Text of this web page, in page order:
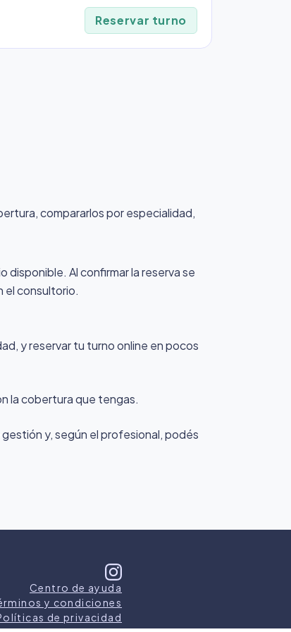
Reservar turno
compararlos por especialidad,
Al confirmar la reserva se
el consultorio.
y reservar tu turno online en pocos
la cobertura que tengas.
gestión y, según el profesional, podés
Centro de ayuda
y condiciones
de privacidad